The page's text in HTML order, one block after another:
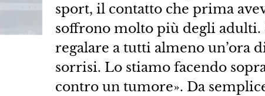
sport, il contatto che prima
soffrono molto più degli
regalare a tutti almeno un’ora
sorrisi. Lo stiamo facendo
contro un tumore». Da